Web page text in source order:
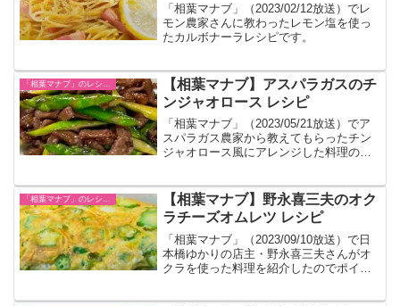
「相葉マナブ」（2023/02/12放送）でレ
モン農家さんに教わったレモン塩を使っ
たカルボナーラレシピです。
【相葉マナブ】アスパラガスのチ
ンジャオロース レシピ
「相葉マナブ」（2023/05/21放送）でア
スパラガス農家から教えてもらったチン
ジャオロース風にアレンジした料理のレ
「相葉マナブ」のレシピまとめ
【相葉マナブ】野永喜三夫のオク
ラチーズオムレツ レシピ
「相葉マナブ」（2023/09/10放送）で日
本橋ゆかりの店主・野永喜三夫さんがオ
クラを使った料理を紹介したのでポイン